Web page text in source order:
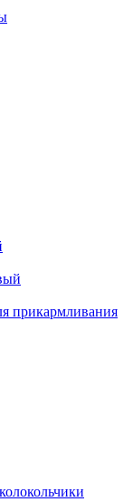
прикармливания